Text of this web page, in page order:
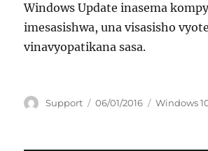
Windows Update inasema
imesasishwa, una visasisho vyote
vinavyopatikana sasa.
Author
Support
Posted
06/01/2016 Categories
Windows